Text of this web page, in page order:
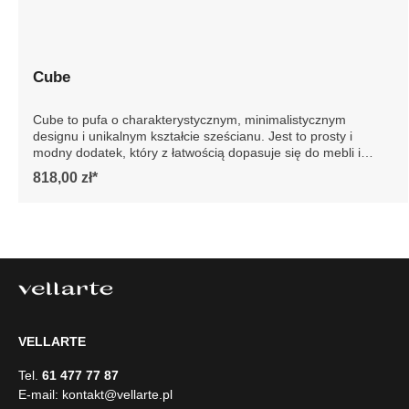
Cube to pufa o charakterystycznym, minimalistycznym
modny dodatek, który z łatwością dopasuje się do mebli i
reszty wystroju wnętrza. Te wszechstronne pufy
wyposażone są w antypoślizgowe podkładki, zapobiegają
jest poglądowe, pufa produkowana jest tylko w jednym
818,00 zł*
Tel. 61 477 77 87